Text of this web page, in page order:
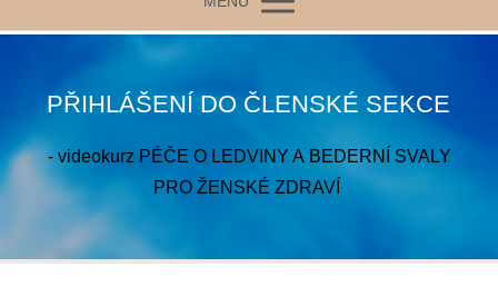
PŘIHLÁŠENÍ DO ČLENSKÉ SEKCE
- videokurz PÉČE O LEDVINY A BEDERNÍ SVALY
PRO ŽENSKÉ ZDRAVÍ